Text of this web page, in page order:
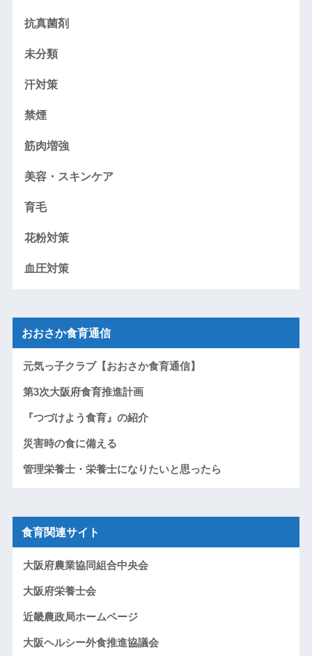
抗真菌剤
未分類
汗対策
禁煙
筋肉増強
美容・スキンケア
育毛
花粉対策
血圧対策
おおさか食育通信
元気っ子クラブ【おおさか食育通信】
第3次大阪府食育推進計画
『つづけよう食育』の紹介
災害時の食に備える
管理栄養士・栄養士になりたいと思ったら
食育関連サイト
大阪府農業協同組合中央会
大阪府栄養士会
近畿農政局ホームページ
大阪ヘルシー外食推進協議会